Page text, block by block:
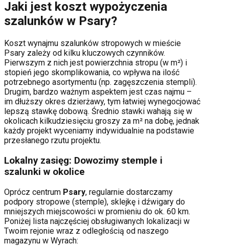
Jaki jest koszt wypożyczenia
szalunków w Psary?
Koszt wynajmu szalunków stropowych w mieście
Psary zależy od kilku kluczowych czynników.
Pierwszym z nich jest powierzchnia stropu (w m²) i
stopień jego skomplikowania, co wpływa na ilość
potrzebnego asortymentu (np. zagęszczenia stempli).
Drugim, bardzo ważnym aspektem jest czas najmu –
im dłuższy okres dzierżawy, tym łatwiej wynegocjować
lepszą stawkę dobową. Średnio stawki wahają się w
okolicach kilkudziesięciu groszy za m² na dobę, jednak
każdy projekt wyceniamy indywidualnie na podstawie
przesłanego rzutu projektu.
Lokalny zasięg: Dowozimy stemple i
szalunki w okolice
Oprócz centrum Psary, regularnie dostarczamy
podpory stropowe (stemple), sklejkę i dźwigary do
mniejszych miejscowości w promieniu do ok. 60 km.
Poniżej lista najczęściej obsługiwanych lokalizacji w
Twoim rejonie wraz z odległością od naszego
magazynu w Wyrach: